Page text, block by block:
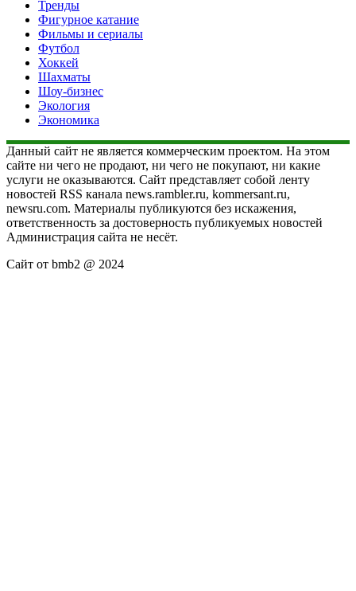
Тренды
Фигурное катание
Фильмы и сериалы
Футбол
Хоккей
Шахматы
Шоу-бизнес
Экология
Экономика
Данный сайт не является коммерческим проектом. На этом
сайте ни чего не продают, ни чего не покупают, ни какие
услуги не оказываются. Сайт представляет собой ленту
новостей RSS канала news.rambler.ru, kommersant.ru,
newsru.com. Материалы публикуются без искажения,
ответственность за достоверность публикуемых новостей
Администрация сайта не несёт.
Сайт от bmb2 @ 2024